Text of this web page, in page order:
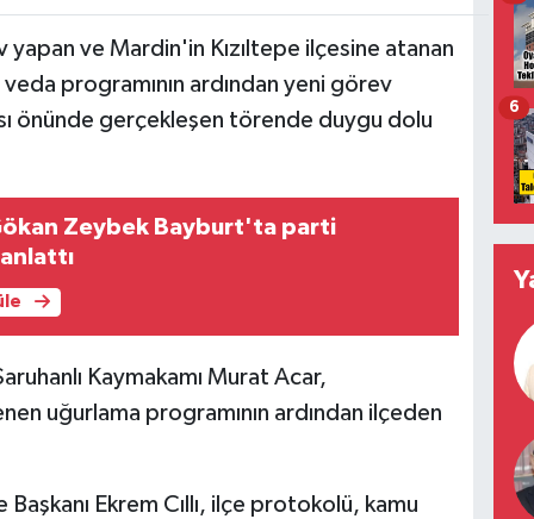
yapan ve Mardin'in Kızıltepe ilçesine atanan
programının ardından yeni görev
önünde gerçekleşen törende duygu dolu
Zeybek Bayburt'ta parti
anlattı
Kaymakamı Murat Acar,
uğurlama programının ardından ilçeden
Ekrem Cıllı, ilçe protokolü, kamu
6